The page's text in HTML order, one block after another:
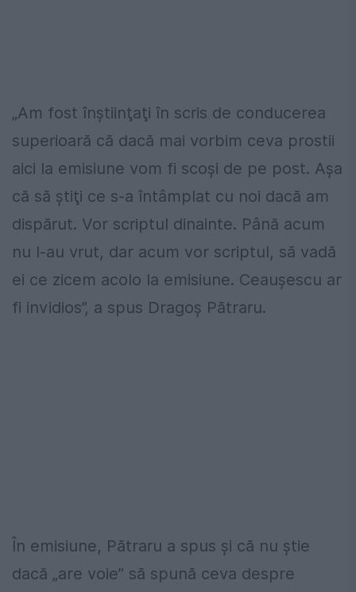
„Am fost înştiinţaţi în scris de conducerea
superioară că dacă mai vorbim ceva prostii
aici la emisiune vom fi scoşi de pe post. Aşa
că să ştiţi ce s-a întâmplat cu noi dacă am
dispărut. Vor scriptul dinainte. Până acum
nu l-au vrut, dar acum vor scriptul, să vadă
ei ce zicem acolo la emisiune. Ceauşescu ar
fi invidios”, a spus Dragoş Pătraru.
În emisiune, Pătraru a spus şi că nu ştie
dacă „are voie” să spună ceva despre